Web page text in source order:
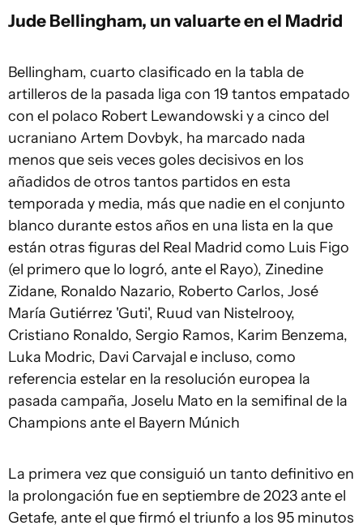
Jude Bellingham, un valuarte en el Madrid
Bellingham, cuarto clasificado en la tabla de
artilleros de la pasada liga con 19 tantos empatado
con el polaco Robert Lewandowski y a cinco del
ucraniano Artem Dovbyk, ha marcado nada
menos que seis veces goles decisivos en los
añadidos de otros tantos partidos en esta
temporada y media, más que nadie en el conjunto
blanco durante estos años en una lista en la que
están otras figuras del Real Madrid como Luis Figo
(el primero que lo logró, ante el Rayo), Zinedine
Zidane, Ronaldo Nazario, Roberto Carlos, José
María Gutiérrez 'Guti', Ruud van Nistelrooy,
Cristiano Ronaldo, Sergio Ramos, Karim Benzema,
Luka Modric, Davi Carvajal e incluso, como
referencia estelar en la resolución europea la
pasada campaña, Joselu Mato en la semifinal de la
Champions ante el Bayern Múnich
La primera vez que consiguió un tanto definitivo en
la prolongación fue en septiembre de 2023 ante el
Getafe, ante el que firmó el triunfo a los 95 minutos